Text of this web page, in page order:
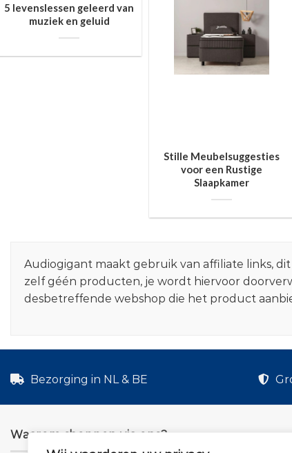
5 levenslessen geleerd van
muziek en geluid
Stille Meubelsuggesties
voor een Rustige
Slaapkamer
Audiogigant maakt gebruik van affiliate links,
zelf géén producten, je wordt hiervoor
desbetreffende webshop die het product
Bezorging in NL & BE
Waarom shoppen via ons?